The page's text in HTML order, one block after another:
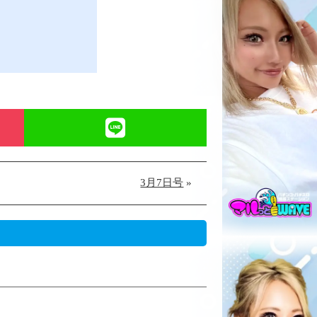
3月7日号 »